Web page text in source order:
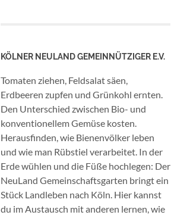
KÖLNER NEULAND GEMEINNÜTZIGER E.V.
Tomaten ziehen, Feldsalat säen,
Erdbeeren zupfen und Grünkohl ernten.
Den Unterschied zwischen Bio- und
konventionellem Gemüse kosten.
Herausfinden, wie Bienenvölker leben
und wie man Rübstiel verarbeitet. In der
Erde wühlen und die Füße hochlegen: Der
NeuLand Gemeinschaftsgarten bringt ein
Stück Landleben nach Köln. Hier kannst
du im Austausch mit anderen lernen, wie